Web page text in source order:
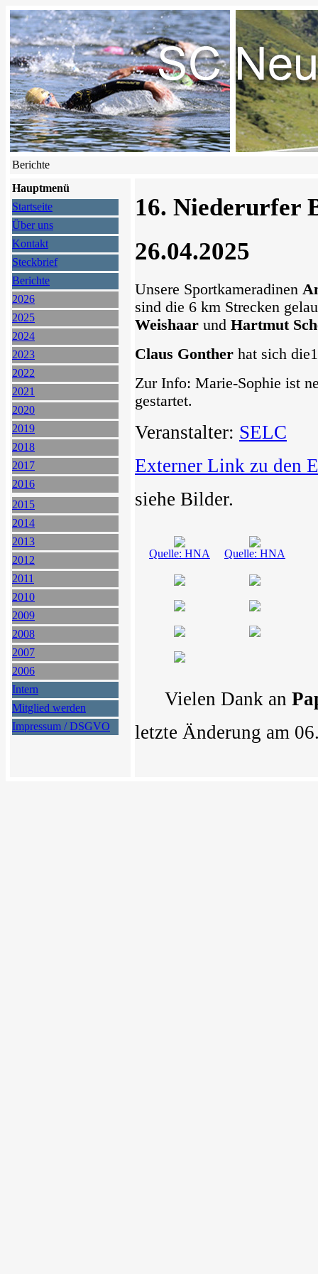
Berichte
Hauptmenü
Startseite
Über uns
Kontakt
Steckbrief
Berichte
2026
2025
2024
2023
2022
2021
2020
2019
2018
2017
2016
2015
2014
2013
2012
2011
2010
2009
2008
2007
2006
Intern
Mitglied werden
Impressum / DSGVO
16. Niederurfer
26.04.2025
Unsere Sportkameradinen
sind die 6 km Strecken
Weishaar und Hartmut
Claus Gonther hat sich
Zur Info: Marie-Sophie ist
gestartet.
Veranstalter: SELC
Externer Link zu den
siehe Bilder.
Quelle: HNA Quelle: HNA
Vielen Dank an
letzte Änderung am